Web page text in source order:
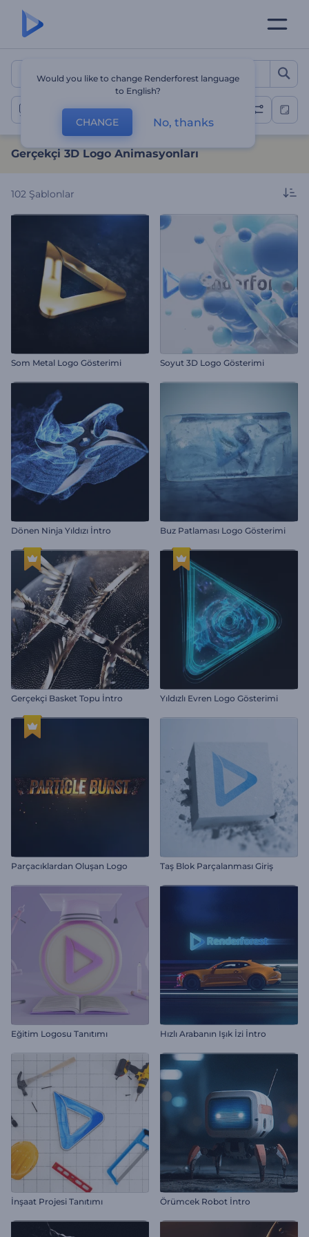
Gerçekçi 3D Logo
3D Logo Gösterimleri
Gerçekçi 3D Logo Animasyonları
102 Şablonlar
Som Metal Logo Gösterimi Soyut 3D Logo Gösterimi
Dönen Ninja Yıldızı İntro Buz Patlaması Logo Gösterimi
Gerçekçi Basket Topu İntro Yıldızlı Evren Logo Gösterimi
Parçacıklardan Oluşan Logo Taş Blok Parçalanması Giriş
Eğitim Logosu Tanıtımı Hızlı Arabanın Işık İzi İntro
İnşaat Projesi Tanıtımı Örümcek Robot İntro
Would you like to change Renderforest language
to English?
CHANGE No, thanks